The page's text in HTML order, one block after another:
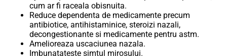
cum ar fi raceala obisnuita.
Reduce dependenta de medicamente precum
antibiotice, antihistaminice, steroizi nazali,
decongestionante si medicamente pentru astm.
Amelioreaza uscaciunea nazala.
Imbunatateste simtul mirosului.